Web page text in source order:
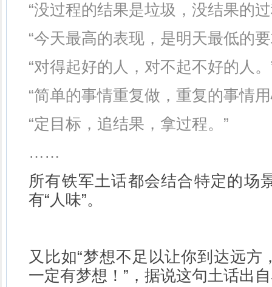
“没过程的结果是垃圾，没结果的
“今天最高的表现，是明天最低的
“对得起好的人，对不起不好的人。
“简单的事情重复做，重复的事情
“定目标，追结果，拿过程。”
……
所有铁军土话都会结合特定的场
有“人味”。
又比如“梦想不足以让你到达远方
一定有梦想！”，据说这句土话出